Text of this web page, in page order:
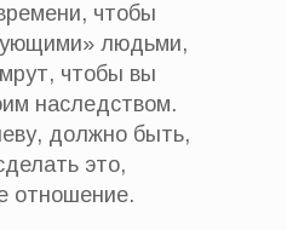
чтобы
людьми,
чтобы вы
наследством.
должно быть,
это,
отношение.